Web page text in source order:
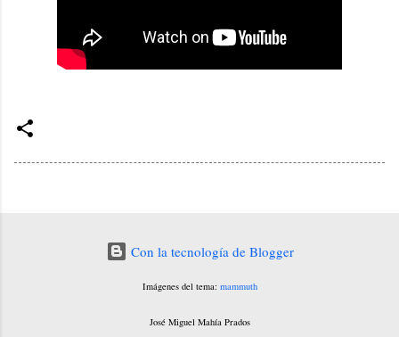
Con la tecnología de Blogger
Imágenes del tema: mammuth
José Miguel Mahía Prados